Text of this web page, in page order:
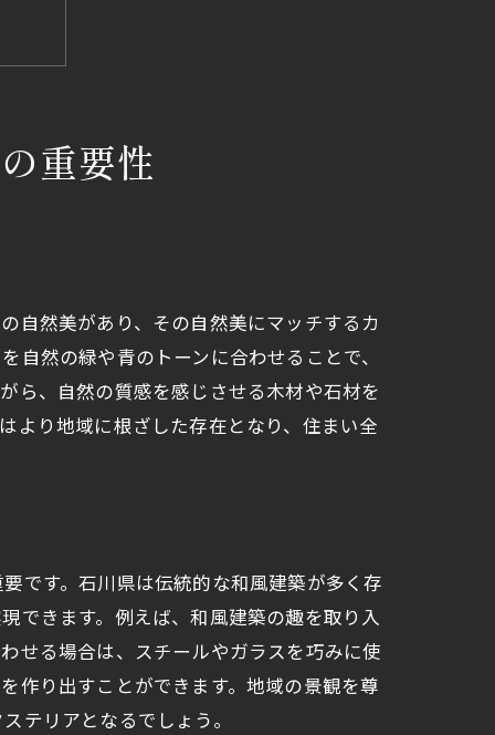
重要性
自然美があり、その自然美にマッチするカ
然の緑や青のトーンに合わせることで、
ら、自然の質感を感じさせる木材や石材を
より地域に根ざした存在となり、住まい全
です。石川県は伝統的な和風建築が多く存
できます。例えば、和風建築の趣を取り入
せる場合は、スチールやガラスを巧みに使
作り出すことができます。地域の景観を尊
テリアとなるでしょう。